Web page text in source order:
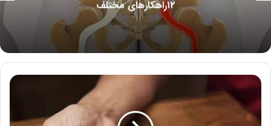
مکمل درمان
با
نوع
از